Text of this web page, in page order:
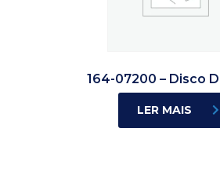
164-07200 – Disco
LER MAIS